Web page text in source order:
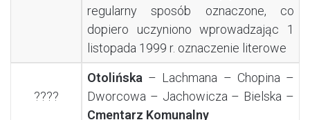
regularny sposób oznaczone, co
dopiero uczyniono wprowadzając 1
listopada 1999 r. oznaczenie literowe
????
Otolińska – Lachmana – Chopina –
Dworcowa – Jachowicza – Bielska –
Cmentarz Komunalny